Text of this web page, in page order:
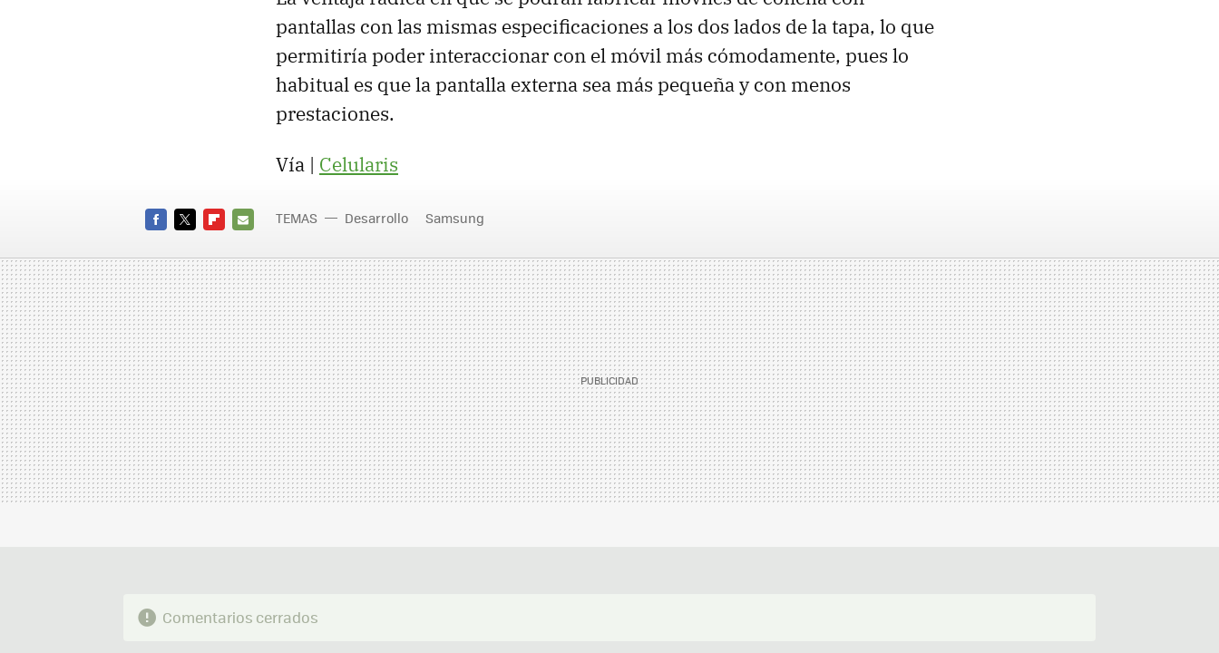
pantallas con las mismas especificaciones a los dos lados de la tapa, lo que
permitiría poder interaccionar con el móvil más cómodamente, pues lo
habitual es que la pantalla externa sea más pequeña y con menos
prestaciones.
Vía | Celularis
MAIL
TEMAS Desarrollo Samsung
Comentarios cerrados